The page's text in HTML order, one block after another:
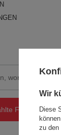
Filter
Wir
Diese
zu den